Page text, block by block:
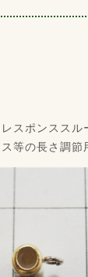
スポンススル
等の長さ調